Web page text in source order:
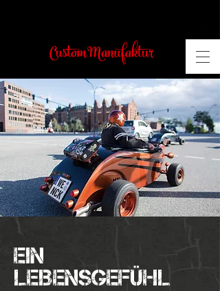
Ein
LeBensgefühl